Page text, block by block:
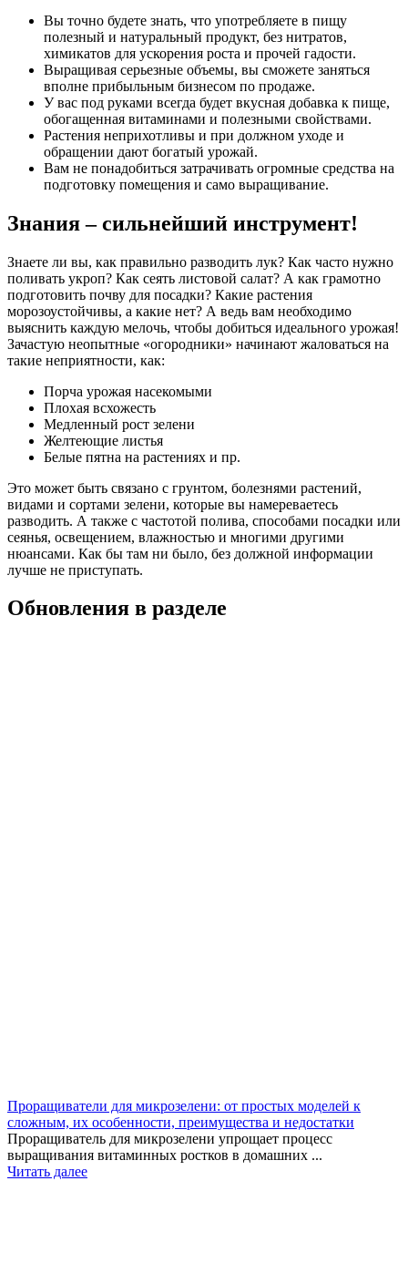
Вы точно будете знать, что употребляете в пищу
полезный и натуральный продукт, без нитратов,
химикатов для ускорения роста и прочей гадости.
Выращивая серьезные объемы, вы сможете заняться
вполне прибыльным бизнесом по продаже.
У вас под руками всегда будет вкусная добавка к пище,
обогащенная витаминами и полезными свойствами.
Растения неприхотливы и при должном уходе и
обращении дают богатый урожай.
Вам не понадобиться затрачивать огромные средства на
подготовку помещения и само выращивание.
Знания – сильнейший инструмент!
Знаете ли вы, как правильно разводить лук? Как часто нужно
поливать укроп? Как сеять листовой салат? А как грамотно
подготовить почву для посадки? Какие растения
морозоустойчивы, а какие нет? А ведь вам необходимо
выяснить каждую мелочь, чтобы добиться идеального урожая!
Зачастую неопытные «огородники» начинают жаловаться на
такие неприятности, как:
Порча урожая насекомыми
Плохая всхожесть
Медленный рост зелени
Желтеющие листья
Белые пятна на растениях и пр.
Это может быть связано с грунтом, болезнями растений,
видами и сортами зелени, которые вы намереваетесь
разводить. А также с частотой полива, способами посадки или
сеянья, освещением, влажностью и многими другими
нюансами. Как бы там ни было, без должной информации
лучше не приступать.
Обновления в разделе
Проращиватели для микрозелени: от простых моделей к
сложным, их особенности, преимущества и недостатки
Проращиватель для микрозелени упрощает процесс
выращивания витаминных ростков в домашних ...
Читать далее